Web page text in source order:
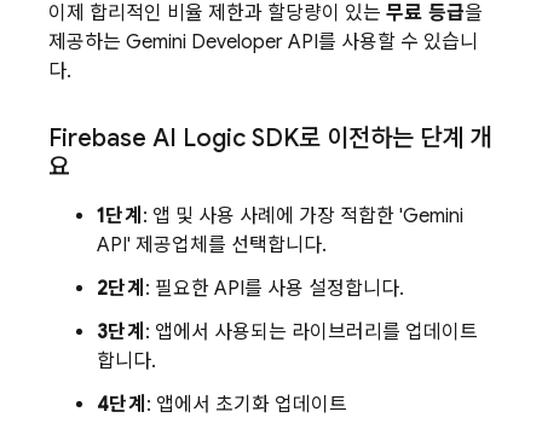
이제 합리적인 비율 제한과 할당량이 있는 무료 등급을
제공하는 Gemini Developer API를 사용할 수 있습니
다.
Firebase AI Logic SDK로 이전하는 단계 개
요
1단계 : 앱 및 사용 사례에 가장 적합한 'Gemini
API' 제공업체를 선택합니다.
2단계 : 필요한 API를 사용 설정합니다.
3단계 : 앱에서 사용되는 라이브러리를 업데이트
합니다.
4단계 : 앱에서 초기화 업데이트